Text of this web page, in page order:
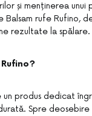
și menținerea
Balsam rufe Rufino,
rezultate la spălare.
un produs dedicat
Spre